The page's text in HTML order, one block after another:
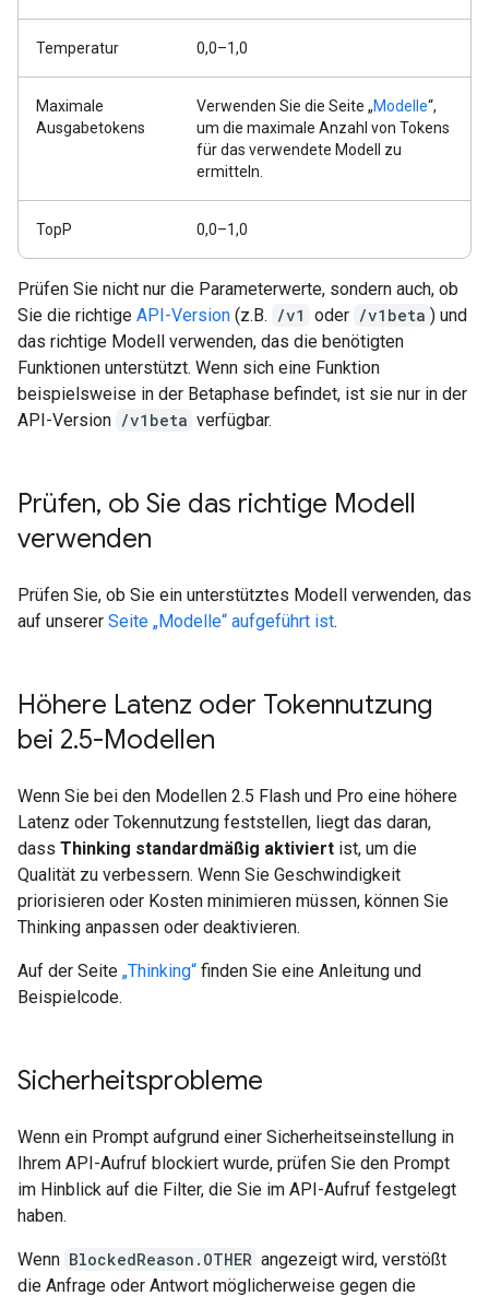
Temperatur 0,0–1,0
Maximale
Ausgabetokens
Verwenden Sie die Seite „Modelle“,
um die maximale Anzahl von Tokens
für das verwendete Modell zu
ermitteln.
TopP 0,0–1,0
Prüfen Sie nicht nur die Parameterwerte, sondern auch, ob
Sie die richtige API-Version (z.B. /v1 oder /v1beta ) und
das richtige Modell verwenden, das die benötigten
Funktionen unterstützt. Wenn sich eine Funktion
beispielsweise in der Betaphase befindet, ist sie nur in der
API-Version /v1beta verfügbar.
Prüfen, ob Sie das richtige Modell
verwenden
Prüfen Sie, ob Sie ein unterstütztes Modell verwenden, das
auf unserer Seite „Modelle“ aufgeführt ist.
Höhere Latenz oder Tokennutzung
bei 2.5-Modellen
Wenn Sie bei den Modellen 2.5 Flash und Pro eine höhere
Latenz oder Tokennutzung feststellen, liegt das daran,
dass Thinking standardmäßig aktiviert ist, um die
Qualität zu verbessern. Wenn Sie Geschwindigkeit
priorisieren oder Kosten minimieren müssen, können Sie
Thinking anpassen oder deaktivieren.
Auf der Seite „Thinking“ finden Sie eine Anleitung und
Beispielcode.
Sicherheitsprobleme
Wenn ein Prompt aufgrund einer Sicherheitseinstellung in
Ihrem API-Aufruf blockiert wurde, prüfen Sie den Prompt
im Hinblick auf die Filter, die Sie im API-Aufruf festgelegt
haben.
Wenn BlockedReason.OTHER angezeigt wird, verstößt
die Anfrage oder Antwort möglicherweise gegen die